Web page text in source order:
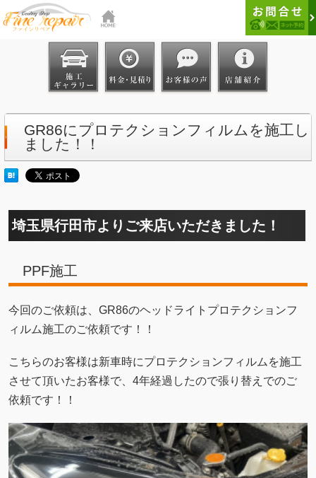
GR86にプロテクションフィルムを施工し
ました！！
埼玉県行田市よりご来店いただきました！
PPF施工
今回のご依頼は、GR86のヘッドライトプロテクションフ
ィルム施工のご依頼です！！
こちらのお客様は新車時にプロテクションフィルムを施工
させて頂いたお客様で、4年経過したので張り替えでのご
依頼です！！